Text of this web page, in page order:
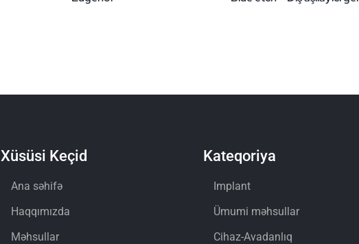
Xüsüsi Keçid
Ana səhifə
Haqqımızda
Məhsullar
Kateqoriya
Implant
Ümumi məhsullar
Cihaz-Avadanlıq